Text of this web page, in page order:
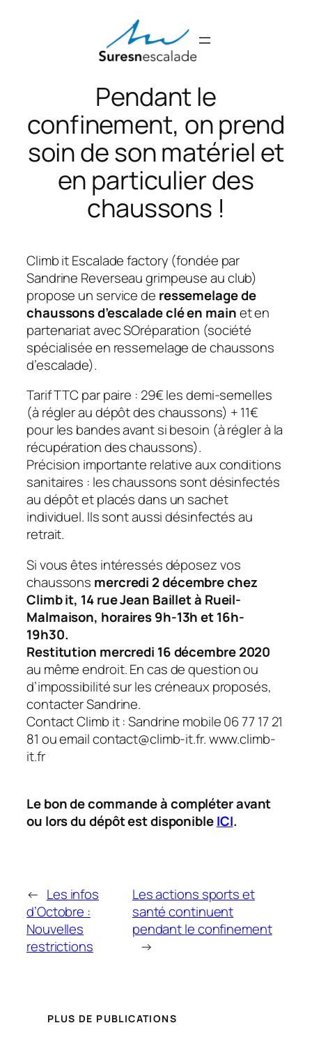
Pendant le
confinement, on prend
soin de son matériel et
en particulier des
chaussons !
Climb it Escalade factory (fondée par
Sandrine Reverseau grimpeuse au club)
propose un service de ressemelage de
chaussons d’escalade clé en mainet en
partenariat avec SOréparation (société
spécialisée en ressemelage de chaussons
d’escalade).
Tarif TTC par paire : 29€ les demi-semelles
(à régler au dépôt des chaussons) + 11€
pour les bandes avant si besoin (à régler à la
récupération des chaussons).
Précision importante relative aux conditions
sanitaires : les chaussons sont désinfectés
au dépôt et placés dans un sachet
individuel. Ils sont aussi désinfectés au
retrait.
Si vous êtes intéressés déposez vos
chaussons mercredi 2 décembre chez
Climb it, 14 rue Jean Baillet à Rueil-
Malmaison, horaires 9h-13h et 16h-
19h30.
Restitution mercredi 16 décembre 2020
au même endroit. En cas de question ou
d’impossibilité sur les créneaux proposés,
contacter Sandrine.
Contact Climb it : Sandrine mobile 06 77 17 21
81 ou email contact@climb-it.fr. www.climb-
it.fr
Le bon de commande à compléter avant
ou lors du dépôt est disponibleICI.
← Les infos
d’Octobre :
Nouvelles
restrictions
Les actions sports et
santé continuent
pendant le confinement
→
PLUS DE PUBLICATIONS